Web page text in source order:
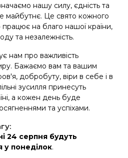
нашу силу, єдність та
майбутнє. Це свято кожного
на благо нашої країни,
та незалежність.
нам про важливість
Бажаємо вам та вашим
добробуту, віри в себе і в
зусилля принесуть
а кожен день буде
та успіхами.
24 серпня будуть
у понеділок.